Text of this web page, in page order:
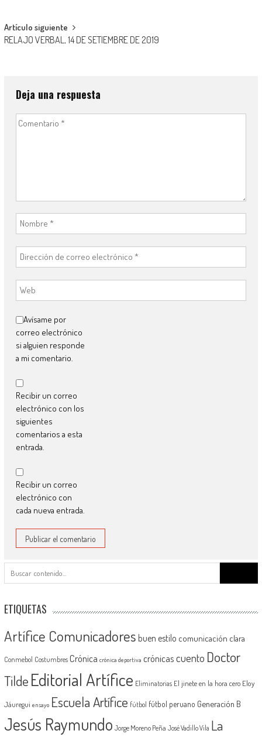
entradas
Artículo siguiente
RELAJO VERBAL, 14 DE SETIEMBRE DE 2019
Deja una respuesta
Avísame por
correo electrónico
si alguien responde
a mi comentario.
Recibir un correo
electrónico con los
siguientes
comentarios a esta
entrada.
Recibir un correo
electrónico con
cada nueva entrada.
ETIQUETAS
Artífice Comunicadores buen estilo comunicación clara
Conmebol Costumbres Crónica crónica deportiva crónicascuento Doctor
Tilde Editorial Artífice Eliminatorias El jinete en la hora cero Eloy
Jáuregui ensayo Escuela Artífice fútbol fútbol peruano Generación B
Jesús Raymundo Jorge Moreno Peña José Vadillo Vila La